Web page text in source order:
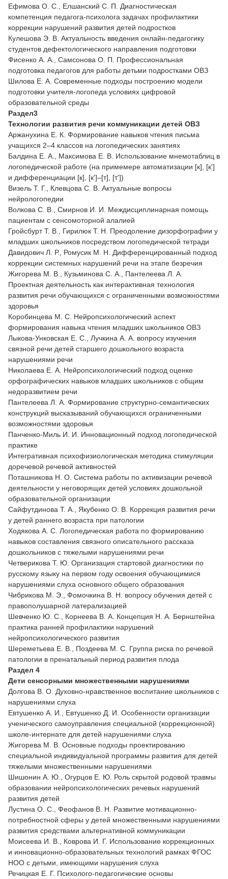
Ефимова О. С., Елшанский С. П. Диагностическая
компетенция педагога-психолога задачах профилактики
коррекции нарушений развития детей подростков
Кулешова Э. В. Актуальность введения онлайн-педагогику
студентов дефектологического направления подготовки
Фисенко А. А., Самсонова О. П. Профессиональная
подготовка педагогов для работы детьми подростками ОВЗ
Шилова Е. А. Современные подходы построению модели
подготовки учителя-логопеда условиях цифровой
образовательной среды
Раздел3
Технологии развития речи коммуникации детей ОВЗ
Аржанухина Е. К. Формирование навыков чтения письма
учащихся 2–4 классов на логопедических занятиях
Балдина Е. А., Максимова Е. В. Использование мнемотаблиц в
логопедической работе (на примемере автоматизации [к], [к']
и дифференциации [к], [к']–[т], [т'])
Визель Т. Г., Клевцова С. В. Актуальные вопросы
нейрологопедии
Волкова С. В., Смирнов И. И. Междисциплинарная помощь
пациентам с сенсомоторной алалией
Гройсбурт Т. В., Гирилюк Т. Н. Преодоление дизорфографии у
младших школьников посредством логопедической тетради
Давидович Л. Р., Ромусик М. Н. Дифференцированный подход
коррекции системных нарушений речи на этапе безречия
Жигорева М. В., Кузьминова С. А., Пантелеева Л. А.
Проектная деятельность как интерактивная технология
развития речи обучающихся с ограниченными возможностями
здоровья
Коробинцева М. С. Нейропсихологический аспект
формирования навыка чтения младших школьников ОВЗ
Лыкова-Унковская Е. С., Лучкина А. А. вопросу изучения
связной речи детей старшего дошкольного возраста
нарушениями речи
Николаева Е. А. Нейропсихологический подход оценке
орфографических навыков младших школьников с общим
недоразвитием речи
Пантелеева Л. А. Формирование структурно-семантических
конструкций высказываний обучающихся ограниченными
возможностями здоровья
Панченко-Миль И. И. Инновационный подход логопедической
практике
Интегративная психофизиологическая методика стимуляции
доречевой речевой активностей
Поташникова Н. О. Система работы по активизации речевой
деятельности у неговорящих детей условиях дошкольной
образовательной организации
Сайфутдинова Т. А., Якубенко О. В. Коррекция развития речи
у детей раннего возраста при патологии
Ходякова А. С. Логопедическая работа по формированию
навыков составления связного описательного рассказа
дошкольников с тяжелыми нарушениями речи
Четверикова Т. Ю. Организация стартовой диагностики по
русскому языку на первом году освоения обучающимися
нарушениями слуха основного общего образования
Чибрикова М. Э., Фомочкина В. Н. вопросу обучения детей с
правополушарной латерализацией
Шевченко Ю. С., Корнеева В. А. Концепция Н. А. Бернштейна
практика ранней профилактики нарушений
нейропсихологического развития
Шереметьева Е. В., Поздеева М. С. Группа риска по речевой
патологии в пренатальный период развития плода
Раздел 4
Дети сенсорными множественными нарушениями
Долгова В. О. Духовно-нравственное воспитание школьников с
нарушениями слуха
Евтушенко А. И., Евтушенко Д. И. Особенности организации
ученического самоуправления специальной (коррекционной)
школе-интернате для детей нарушениями слуха
Жигорева М. В. Основные подходы проектированию
специальной индивидуальной программы развития для детей
тяжелыми множественными нарушениями
Шишонин А. Ю., Огурцов Е. Ю. Роль скрытой родовой травмы
образовании нейропсихологических речевых нарушений
развития детей
Лустина О. С., Феофанов В. Н. Развитие мотивационно-
потребностной сферы у детей множественными нарушениями
развития средствами альтернативной коммуникации
Моисеева И. В., Коврова И. Г. Использование коррекционных
и инновационно-образовательных технологий рамках ФГОС
НОО с детьми, имеющими нарушения слуха
Речицкая Е. Г. Психолого-педагогические основы